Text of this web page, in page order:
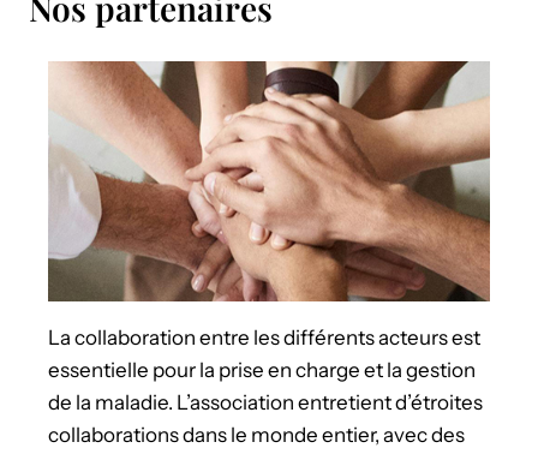
La collaboration entre les différents acteurs est
essentielle pour la prise en charge et la gestion
de la maladie. L’association entretient d’étroites
collaborations dans le monde entier, avec des